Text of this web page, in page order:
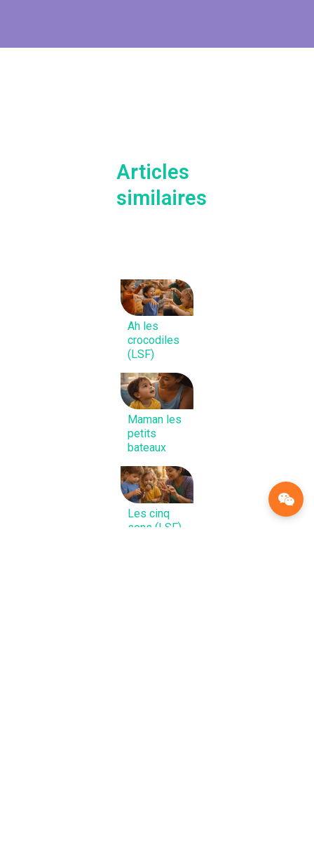
Articles
similaires
Ah les
crocodiles
(LSF)
Maman les
petits
bateaux
Les cinq
sens (LSF)